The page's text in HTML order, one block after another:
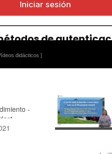
Use of
Present
continuous
1:58 · 2018